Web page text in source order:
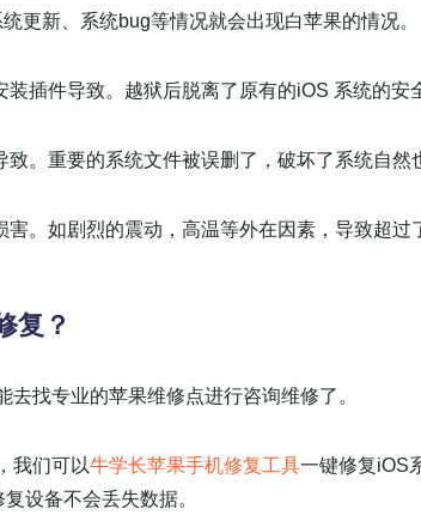
更新、系统bug等情况就会出现白苹果的情况。
插件导致。越狱后脱离了原有的iOS 系统的安
。重要的系统文件被误删了，破坏了系统自然
。如剧烈的震动，高温等外在因素，导致超过
复？
去找专业的苹果维修点进行咨询维修了。
我们可以牛学长苹果手机修复工具一键修复iOS
设备不会丢失数据。